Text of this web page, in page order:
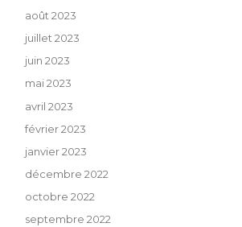
août 2023
juillet 2023
juin 2023
mai 2023
avril 2023
février 2023
janvier 2023
décembre 2022
octobre 2022
septembre 2022